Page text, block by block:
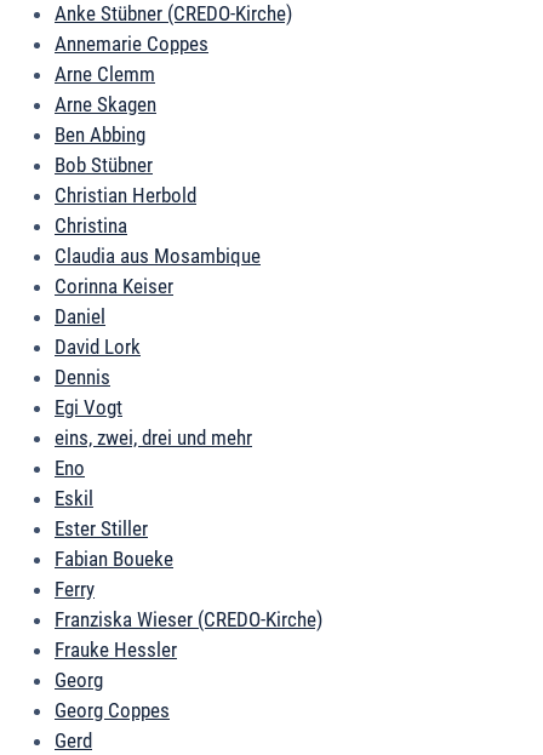
Anke Stübner (CREDO-Kirche)
Annemarie Coppes
Arne Clemm
Arne Skagen
Ben Abbing
Bob Stübner
Christian Herbold
Christina
Claudia aus Mosambique
Corinna Keiser
Daniel
David Lork
Dennis
Egi Vogt
eins, zwei, drei und mehr
Eno
Eskil
Ester Stiller
Fabian Boueke
Ferry
Franziska Wieser (CREDO-Kirche)
Frauke Hessler
Georg
Georg Coppes
Gerd